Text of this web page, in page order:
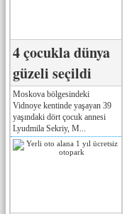
4 çocukla dünya
güzeli seçildi
Moskova bölgesindeki
Vidnoye kentinde yaşayan 39
yaşındaki dört çocuk annesi
Lyudmila Sekriy, M...